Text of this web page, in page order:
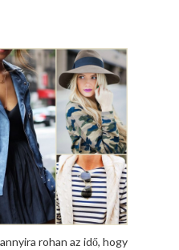
rohan az idő, hogy